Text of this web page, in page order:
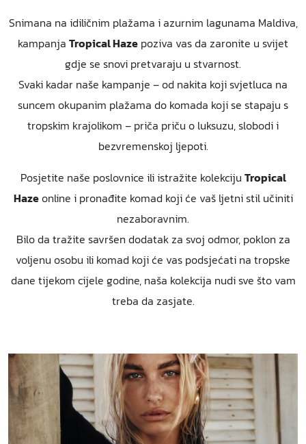
Snimana na idiličnim plažama i azurnim lagunama Maldiva,
kampanja Tropical Haze poziva vas da zaronite u svijet
gdje se snovi pretvaraju u stvarnost.
Svaki kadar naše kampanje – od nakita koji svjetluca na
suncem okupanim plažama do komada koji se stapaju s
tropskim krajolikom – priča priču o luksuzu, slobodi i
bezvremenskoj ljepoti.
Posjetite naše poslovnice ili istražite kolekciju Tropical
Hazeonline i pronađite komad koji će vaš ljetni stil učiniti
nezaboravnim.
Bilo da tražite savršen dodatak za svoj odmor, poklon za
voljenu osobu ili komad koji će vas podsjećati na tropske
dane tijekom cijele godine, naša kolekcija nudi sve što vam
treba da zasjate.